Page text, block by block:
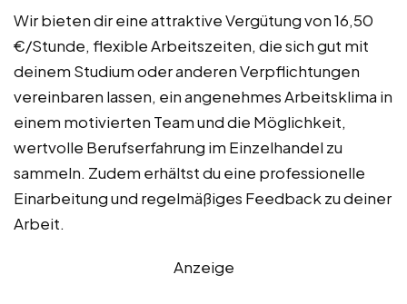
Wir bieten dir eine attraktive Vergütung von 16,50
€/Stunde, flexible Arbeitszeiten, die sich gut mit
deinem Studium oder anderen Verpflichtungen
vereinbaren lassen, ein angenehmes Arbeitsklima in
einem motivierten Team und die Möglichkeit,
wertvolle Berufserfahrung im Einzelhandel zu
sammeln. Zudem erhältst du eine professionelle
Einarbeitung und regelmäßiges Feedback zu deiner
Arbeit.
Anzeige